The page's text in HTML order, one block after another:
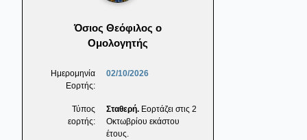
Όσιος Θεόφιλος ο
Ομολογητής
Ημερομηνία
Εορτής:
02/10/2026
Τύπος
εορτής:
Σταθερή. Εορτάζει στις 2
Οκτωβρίου εκάστου
έτους.